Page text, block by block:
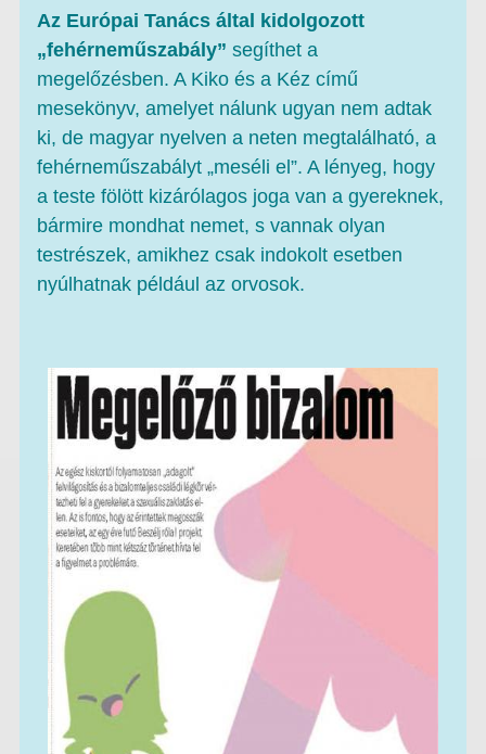
Az Európai Tanács által kidolgozott
„fehérneműszabály” segíthet a
megelőzésben. A Kiko és a Kéz című
mesekönyv, amelyet nálunk ugyan nem adtak
ki, de magyar nyelven a neten megtalálható, a
fehérneműszabályt „meséli el”. A lényeg, hogy
a teste fölött kizárólagos joga van a gyereknek,
bármire mondhat nemet, s vannak olyan
testrészek, amikhez csak indokolt esetben
nyúlhatnak például az orvosok.